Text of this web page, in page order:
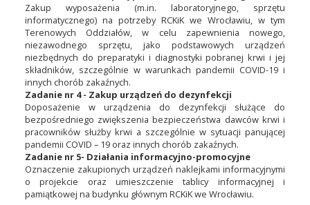
Zakup wyposażenia (m.in. laboratoryjnego, sprzętu
informatycznego) na potrzeby RCKiK we Wrocławiu, w tym
Terenowych Oddziałów, w celu zapewnienia nowego,
niezawodnego sprzętu, jako podstawowych urządzeń
niezbędnych do preparatyki i diagnostyki pobranej krwi i jej
składników, szczególnie w warunkach pandemii COVID-19 i
innych chorób zakaźnych.
Zadanie nr 4 - Zakup urządzeń do dezynfekcji
Doposażenie w urządzenia do dezynfekcji służące do
bezpośredniego zwiększenia bezpieczeństwa dawców krwi i
pracowników służby krwi a szczególnie w sytuacji panującej
pandemii COVID – 19 oraz innych chorób zakaźnych.
Zadanie nr 5- Działania informacyjno-promocyjne
Oznaczenie zakupionych urządzeń naklejkami informacyjnymi
o projekcie oraz umieszczenie tablicy informacyjnej i
pamiątkowej na budynku głównym RCKiK we Wrocławiu.